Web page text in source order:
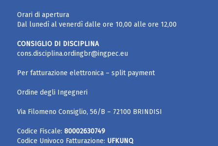
Orari di apertura
Dal lunedì al venerdì dalle ore 10,00 alle ore 12,00
CONSIGLIO DI DISCIPLINA
cons.disciplina.ordingbr@ingpec.eu
Per fatturazione elettronica – split payment
Ordine degli Ingegneri
Via Filomeno Consiglio, 56/B – 72100 BRINDISI
Codice Fiscale: 80002630749
Codice Univoco Fatturazione: UFKUNQ